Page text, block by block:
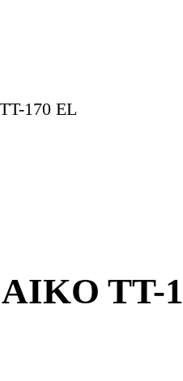
170 EL
TT-